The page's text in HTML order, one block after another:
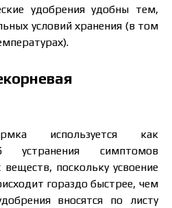
удобрения удобны тем,
условий хранения (в том
используется как
устранения симптомов
поскольку усвоение
гораздо быстрее, чем
вносятся по листу